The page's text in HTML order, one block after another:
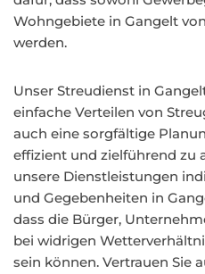
Wohngebiete in Gangelt
werden.
Unser Streudienst in
einfache Verteilen von
auch eine sorgfältige
effizient und zielführend zu
unsere Dienstleistungen
und Gegebenheiten in
dass die Bürger,
bei widrigen
sein können. Vertrauen Sie